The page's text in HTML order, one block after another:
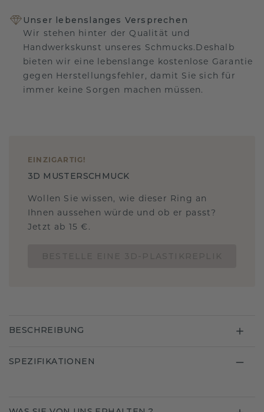
Unser lebenslanges Versprechen
Wir stehen hinter der Qualität und
Handwerkskunst unseres Schmucks.Deshalb
bieten wir eine lebenslange kostenlose Garantie
gegen Herstellungsfehler, damit Sie sich für
immer keine Sorgen machen müssen.
EINZIGARTIG !
3D MUSTERSCHMUCK
Wollen Sie wissen, wie dieser Ring an
Ihnen aussehen würde und ob er passt?
Jetzt ab 15 €.
BESCHREIBUNG
SPEZIFIKATIONEN